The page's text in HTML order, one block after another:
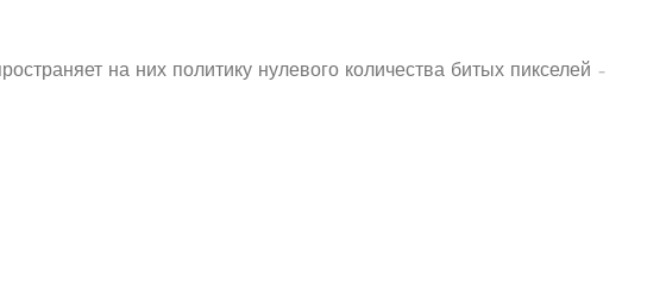
на них политику нулевого количества битых пикселей –